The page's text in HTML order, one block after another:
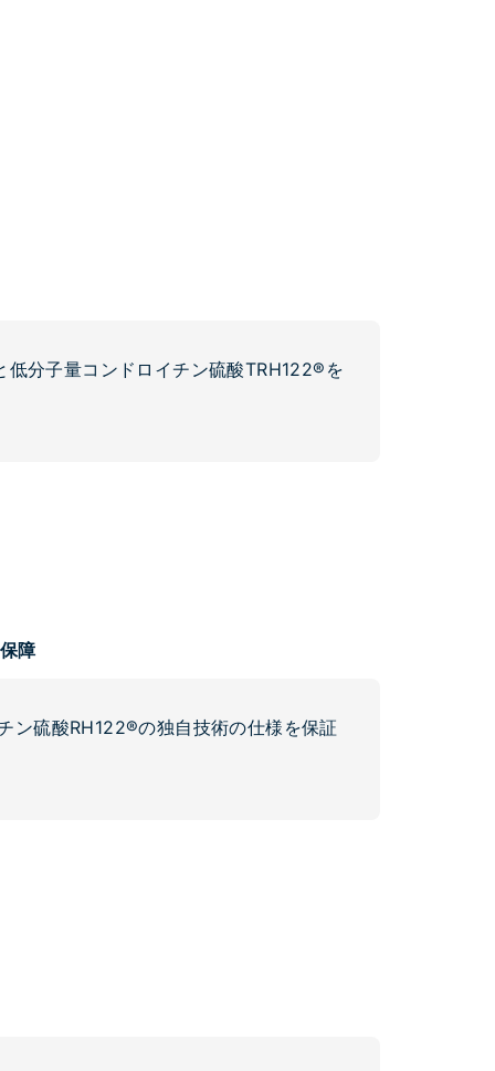
分子量コンドロイチン硫酸TRH122®を
障
ン硫酸RH122®の独自技術の仕様を保証